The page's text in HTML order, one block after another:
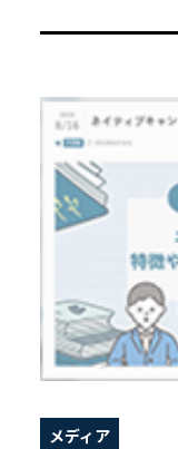
メディア